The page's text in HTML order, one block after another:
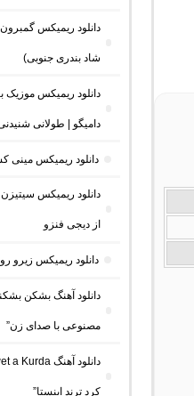
شاد بندری جنوبی)
دامیگو | طولانی
دانلود ریمیکس مینی کست 7 از
دانلود ریمیکس
از دیجی فنزو
دانلود ریمیکس زیرو
دانلود آهنگ بشکن
مصنوعی با صدای زن”
کرد ترند اینستا”